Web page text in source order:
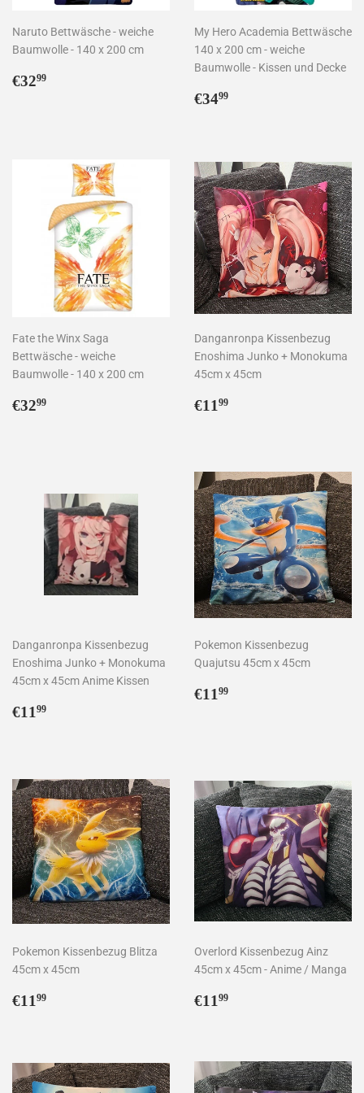
Naruto Bettwäsche - weiche
Baumwolle - 140 x 200 cm
Normaler
€3299
My Hero Academia Bettwäsche
140 x 200 cm - weiche
Baumwolle - Kissen und Decke
Normaler
€3499
Fate the Winx Saga
Bettwäsche - weiche
Baumwolle - 140 x 200 cm
Normaler
€3299
Danganronpa Kissenbezug
Enoshima Junko + Monokuma
45cm x 45cm
Normaler
€11 99
Danganronpa Kissenbezug
Enoshima Junko + Monokuma
45cm x 45cm Anime Kissen
Normaler
€11 99
Pokemon Kissenbezug
Quajutsu 45cm x 45cm
Normaler
€11 99
Pokemon Kissenbezug Blitza
45cm x 45cm
Normaler
€11 99
Overlord Kissenbezug Ainz
45cm x 45cm - Anime / Manga
Normaler
€11 99